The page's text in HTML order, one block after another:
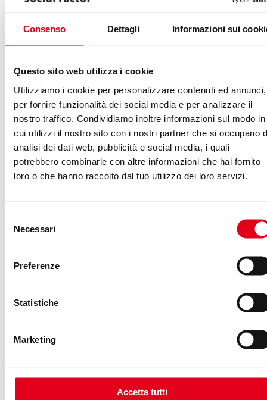
Consenso Dettagli Informazioni sui
Questo sito web utilizza i cookie
Utilizziamo i cookie per personalizzare contenuti ed annunci,
per fornire funzionalità dei social media e per analizzare il
nostro traffico. Condividiamo inoltre informazioni sul modo in
cui utilizzi il nostro sito con i nostri partner che si occupano
analisi dei dati web, pubblicità e social media, i quali
potrebbero combinarle con altre informazioni che hai fornito
loro o che hanno raccolto dal tuo utilizzo dei loro servizi.
delNecessari
Preferenze
Statistiche
Marketing
Accetta tutti
Facebook e Instagram
dedicata agli sviluppatori, abbonda di novità:
Ecco tutto quello che c'è da sapere su
MATTEO BIANCONI-17/04/2018 ANALYTICS,
SOCIAL MEDIA